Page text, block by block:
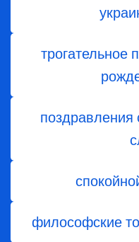
трогательное
философские